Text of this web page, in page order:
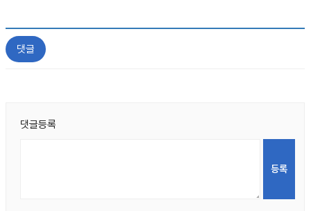
댓글
댓글등록